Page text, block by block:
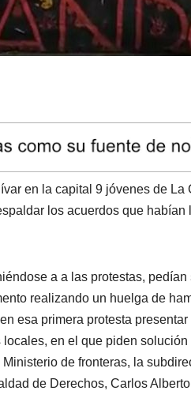
en la capital 9 jóvenes de La
los acuerdos que habían
a a las protestas, pedían
realizando un huelga de
esa primera protesta
en el que piden solución
de fronteras, la
de Derechos, Carlos